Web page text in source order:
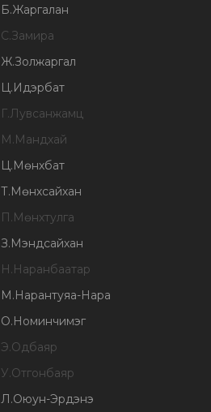
Б.Жаргалан
С.Замира
Ж.Золжаргал
Ц.Идэрбат
Г.Лувсанжамц
М.Мандхай
Ц.Мөнхбат
Т.Мөнхсайхан
П.Мөнхтулга
З.Мэндсайхан
Н.Наранбаатар
М.Нарантуяа-Нара
О.Номинчимэг
Э.Одбаяр
У.Отгонбаяр
Л.Оюун-Эрдэнэ